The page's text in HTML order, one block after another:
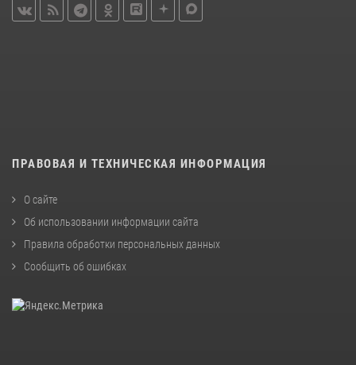
ПРАВОВАЯ И ТЕХНИЧЕСКАЯ ИНФОРМАЦИЯ
О сайте
Об использовании информации сайта
Правила обработки персональных данных
Сообщить об ошибках